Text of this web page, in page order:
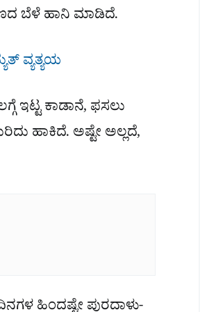
ಬೆಳೆ ಹಾನಿ ಮಾಡಿದೆ.
ವ್ಯತ್ಯಯ
ಇಟ್ಟ ಕಾಡಾನೆ, ಫಸಲು
ಹಾಕಿದೆ. ಅಷ್ಟೇ ಅಲ್ಲದೆ,